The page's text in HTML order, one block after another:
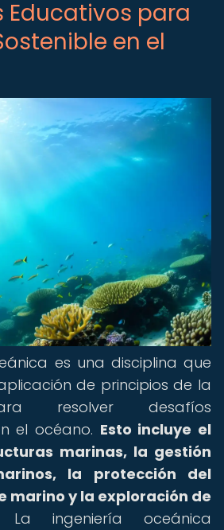
Educativos para
en el
es una disciplina que
de principios de la
resolver desafíos
el océano. Esto incluye el
marinas, la gestión
la protección del
marino y la exploración de
La ingeniería oceánica